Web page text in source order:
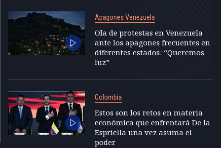
Apagones Venezuela
Ola de protestas en Venezuela
ante los apagones frecuentes en
diferentes estados: “Queremos
luz”
Colombia
Estos son los retos en materia
económica que enfrentará De la
Espriella una vez asuma el
poder